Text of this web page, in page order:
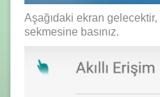
Aşağıdaki ekran gelecektir,
sekmesine basınız.